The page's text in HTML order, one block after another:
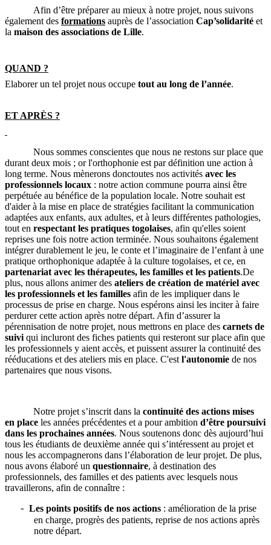
Afin d’être préparer au mieux à notre projet, nous suivons
également des formations auprès de l’association Cap’solidarité et
la maison des associations de Lille.
QUAND ?
Elaborer un tel projet nous occupe tout au long de l’année.
ET APRÈS ?
Nous sommes conscientes que nous ne restons sur place que
durant deux mois ; or l'orthophonie est par définition une action à
long terme. Nous mènerons donctoutes nos activités avec les
professionnels locaux : notre action commune pourra ainsi être
perpétuée au bénéfice de la population locale. Notre souhait est
d'aider à la mise en place de stratégies facilitant la communication
adaptées aux enfants, aux adultes, et à leurs différentes pathologies,
tout en respectant les pratiques togolaises, afin qu'elles soient
reprises une fois notre action terminée. Nous souhaitons également
intégrer durablement le jeu, le conte et l’imaginaire de l’enfant à une
pratique orthophonique adaptée à la culture togolaises, et ce, en
partenariat avec les thérapeutes, les familles et les patients.De
plus, nous allons animer des ateliers de création de matériel avec
les professionnels et les familles afin de les impliquer dans le
processus de prise en charge. Nous espérons ainsi les inciter à faire
perdurer cette action après notre départ. Afin d’assurer la
pérennisation de notre projet, nous mettrons en place des carnets de
suivi qui incluront des fiches patients qui resteront sur place afin que
les professionnels y aient accès, et puissent assurer la continuité des
rééducations et des ateliers mis en place. C'est l'autonomie de nos
partenaires que nous visons.
Notre projet s’inscrit dans lacontinuité des actions mises
en place les années précédentes et a pour ambition d’être poursuivi
dans les prochaines années. Nous soutenons donc dès aujourd’hui
tous les étudiants de deuxième année qui s’intéressent au projet et
nous les accompagnerons dans l’élaboration de leur projet. De plus,
nous avons élaboré un questionnaire, à destination des
professionnels, des familles et des patients avec lesquels nous
travaillerons, afin de connaître :
- Les points positifs de nos actions : amélioration de la prise
en charge, progrès des patients, reprise de nos actions après
notre départ.